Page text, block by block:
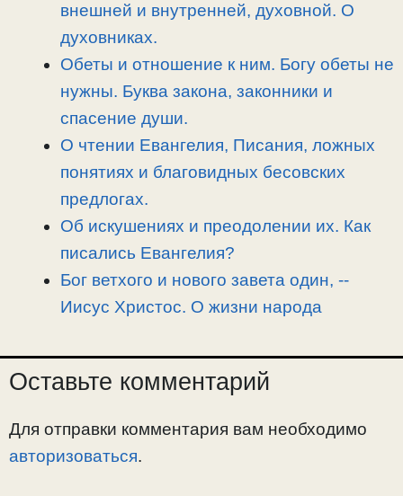
внешней и внутренней, духовной. О
духовниках.
Обеты и отношение к ним. Богу обеты не
нужны. Буква закона, законники и
спасение души.
О чтении Евангелия, Писания, ложных
понятиях и благовидных бесовских
предлогах.
Об искушениях и преодолении их. Как
писались Евангелия?
Бог ветхого и нового завета один, -­
Иисус Христос. О жизни народа
Оставьте комментарий
Для отправки комментария вам необходимо
авторизоваться.